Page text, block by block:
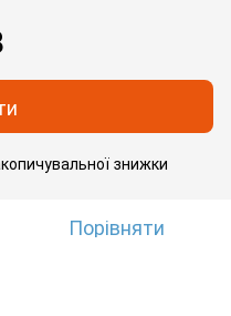
знижки
Порівняти